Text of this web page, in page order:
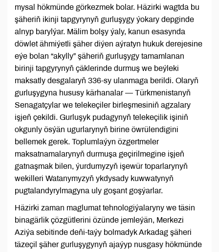
mysal hökmünde görkezmek bolar. Häzirki wagtda bu
şäheriň ikinji tapgyrynyň gurluşygy ýokary depginde
alnyp barylýar. Mälim bolşy ýaly, kanun esasynda
döwlet ähmiýetli şäher diýen aýratyn hukuk derejesine
eýe bolan “akylly” şäheriň gurluşygy tamamlanan
birinji tapgyrynyň çäklerinde durmuş we beýleki
maksatly desgalaryň 336-sy ulanmaga berildi. Olaryň
gurluşygyna hususy kärhanalar — Türkmenistanyň
Senagatçylar we telekeçiler birleşmesiniň agzalary
işjeň çekildi. Gurluşyk pudagynyň telekeçilik işiniň
okgunly ösýän ugurlarynyň birine öwrülendigini
bellemek gerek. Toplumlaýyn özgertmeler
maksatnamalarynyň durmuşa geçirilmegine işjeň
gatnaşmak bilen, ýurdumyzyň işewür toparlarynyň
wekilleri Watanymyzyň ykdysady kuwwatynyň
pugtalandyrylmagyna uly goşant goşýarlar.
Häzirki zaman maglumat tehnologiýalaryny we täsin
binagärlik çözgütlerini özünde jemleýän, Merkezi
Aziýa sebitinde deňi-taýy bolmadyk Arkadag şäheri
täzeçil şäher gurluşygynyň ajaýyp nusgasy hökmünde